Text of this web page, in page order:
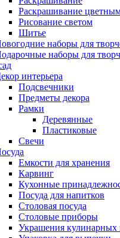
Раскрашивание
Рисование светом
Шитье
наборы для
наборы для
интерьера
Подсвечники
Предметы декора
Рамки
Деревянные
Пластиковые
Свечи
Емкости для хранения
Карвинг
Кухонные
Посуда для напитков
Столовая посуда
Столовые приборы
Украшения кулинарных